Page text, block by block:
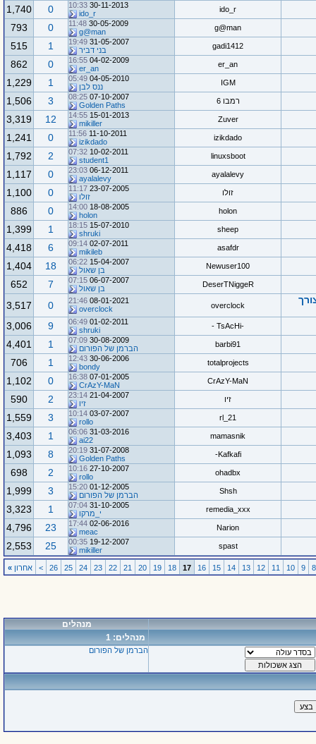
ido_r
30-11-2013
10:33
ido_r
0
1,740
g@man
30-05-2009
11:48
g@man
0
793
gadi1412
31-05-2007
19:49
בני דביר
1
515
er_an
04-02-2009
16:55
er_an
0
862
IGM
04-05-2010
05:49
ננס לבן
1
1,229
רמבו 6 07-10-2007
08:25
Golden Paths
3
1,506
Zuver
15-01-2013
14:55
mikiller
12
3,319
izikdado
11-10-2011
11:56
izikdado
0
1,241
linuxsboot
10-02-2011
07:32
student1
2
1,792
ayalalevy
06-12-2011
23:03
ayalalevy
0
1,117
זולו 23-07-2005
11:17
זולו
0
1,100
holon
18-08-2005
14:00
holon
0
886
sheep
15-07-2010
18:15
shruki
1
1,399
asafdr
02-07-2011
09:14
mikileb
6
4,418
Newuser100
15-04-2007
06:22
בן שאול
18
1,404
DeserTNiggeR
06-07-2007
07:15
בן שאול
7
652
overclock
08-01-2021
21:46
overclock
0
3,517
-TsAcHi -
01-02-2011
06:49
shruki
9
3,006
barbi91
30-08-2009
07:09
הברמן של הפורום
1
4,401
totalprojects
30-06-2006
12:43
bondy
1
706
CrAzY-MaN
07-01-2005
16:38
CrAzY-MaN
0
1,102
זיו 21-04-2007
23:14
זיו
2
590
rl_21
03-07-2007
10:14
rollo
3
1,559
mamasnik
31-03-2016
06:06
ai22
1
3,403
Kafkafi-
31-07-2008
20:19
Golden Paths
8
1,093
ohadbx
27-10-2007
10:16
rollo
2
698
Shsh
01-12-2005
15:20
הברמן של הפורום
3
1,999
remedia_xxx
31-10-2005
07:04
י_מרקו
1
3,323
Narion
02-06-2016
17:44
meac
23
4,796
spast
19-12-2007
00:35
mikiller
25
2,553
8
9
10
11
12
13
14
15
16
17
18
19
20
21
22
23
24
25
26
> אחרון »
מנהלים
מנהלים: 1
הברמן של הפורום